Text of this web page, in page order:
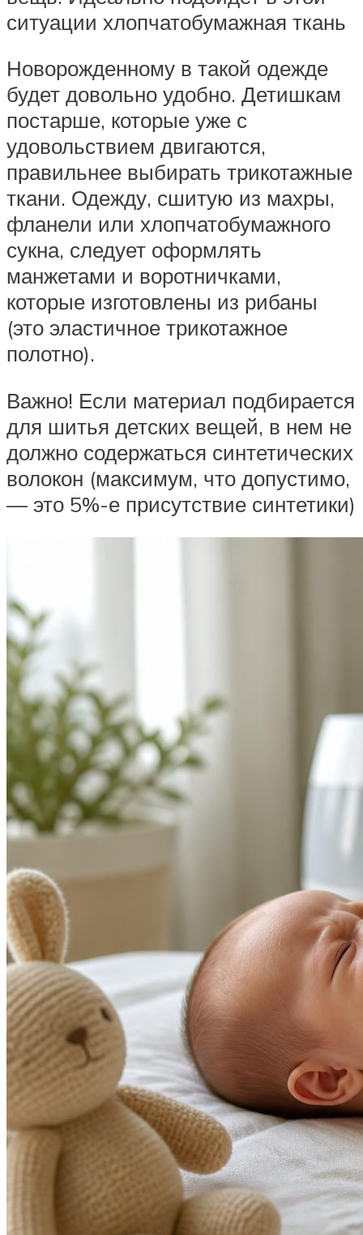
ситуации хлопчатобумажная ткань
Новорожденному в такой одежде
будет довольно удобно. Детишкам
постарше, которые уже с
удовольствием двигаются,
правильнее выбирать трикотажные
ткани. Одежду, сшитую из махры,
фланели или хлопчатобумажного
сукна, следует оформлять
манжетами и воротничками,
которые изготовлены из рибаны
(это эластичное трикотажное
полотно).
Важно! Если материал подбирается
для шитья детских вещей, в нем не
должно содержаться синтетических
волокон (максимум, что допустимо,
— это 5%-е присутствие синтетики)